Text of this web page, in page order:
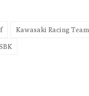
Kawasaki Racing Team